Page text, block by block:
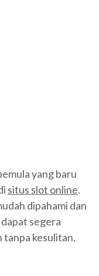
yang baru
situs slot online.
dipahami dan
segera
tanpa kesulitan.